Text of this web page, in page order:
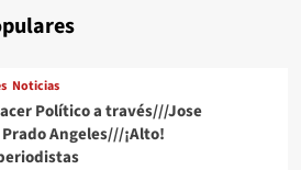
Noticias
Político a través///Jose
Angeles///¡Alto!